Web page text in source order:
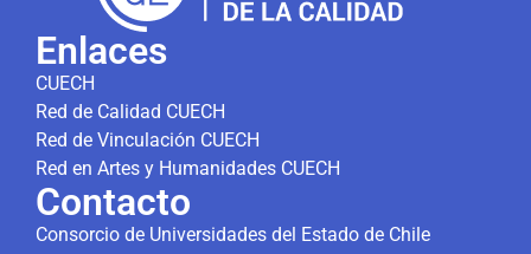
Enlaces
CUECH
Red de Calidad CUECH
Red de Vinculación CUECH
Red en Artes y Humanidades CUECH
Contacto
Consorcio de Universidades del Estado de Chile